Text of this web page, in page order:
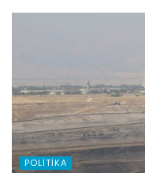
POLITIKA